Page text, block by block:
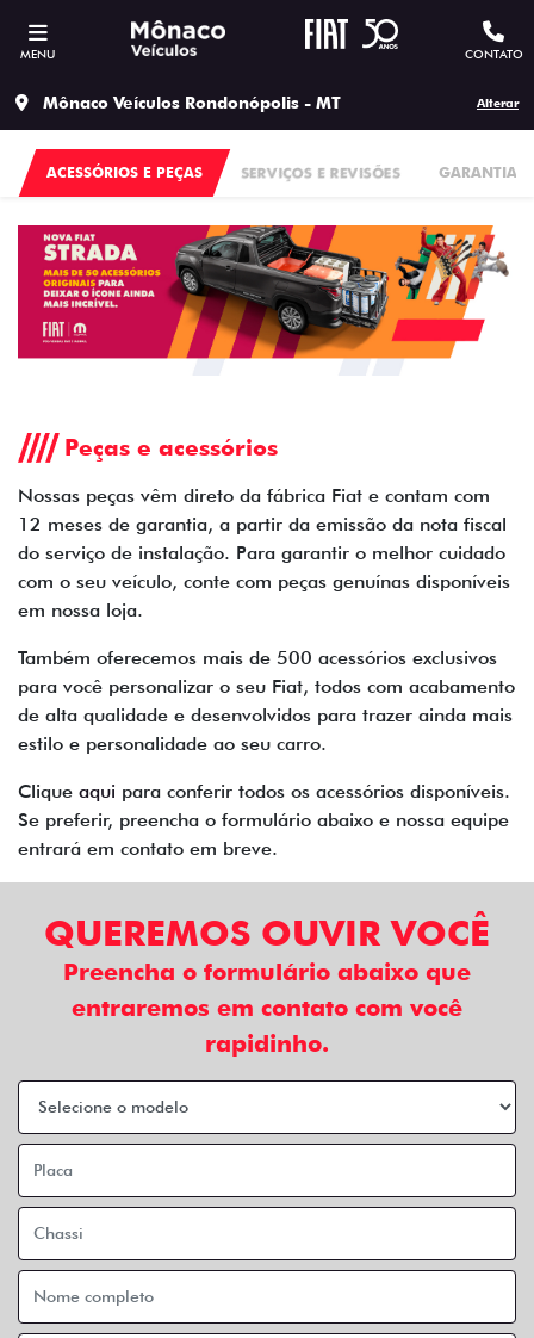
MENU CONTATO
Mônaco Veículos Rondonópolis - MT Alterar
SERVIÇOS E REVISÕES
ACESSÓRIOS E PEÇAS GARANTIA
Peças e acessórios
Nossas peças vêm direto da fábrica Fiat e contam com
12 meses de garantia, a partir da emissão da nota fiscal
do serviço de instalação. Para garantir o melhor cuidado
com o seu veículo, conte com peças genuínas disponíveis
em nossa loja.
Também oferecemos mais de 500 acessórios exclusivos
para você personalizar o seu Fiat, todos com acabamento
de alta qualidade e desenvolvidos para trazer ainda mais
estilo e personalidade ao seu carro.
Clique aqui para conferir todos os acessórios disponíveis.
Se preferir, preencha o formulário abaixo e nossa equipe
entrará em contato em breve.
QUEREMOS OUVIR VOCÊ
Preencha o formulário abaixo que
entraremos em contato com você
rapidinho.